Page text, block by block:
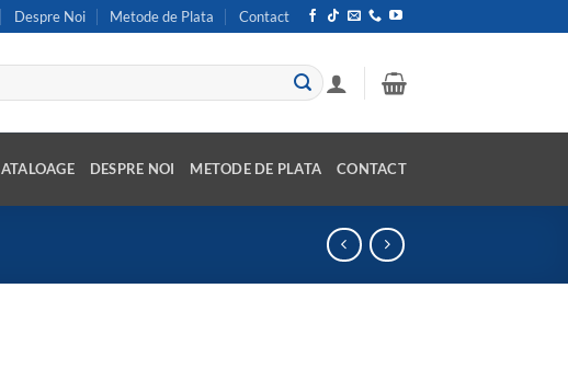
Despre Noi Metode de Plata Contact
DESPRE NOI METODE DE PLATA CONTACT